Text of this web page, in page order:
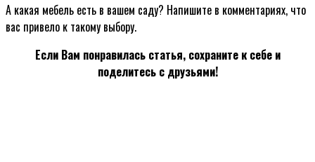
А какая мебель есть в вашем саду? Напишите в комментариях, что
вас привело к такому выбору.
Если Вам понравилась статья, сохраните к себе и
поделитесь с друзьями!